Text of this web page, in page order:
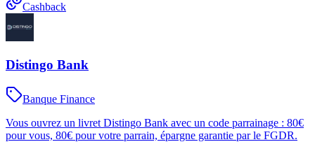
Cashback
Distingo Bank
Banque Finance
Vous ouvrez un livret Distingo Bank avec un code parrainage : 80€
pour vous, 80€ pour votre parrain, épargne garantie par le FGDR.